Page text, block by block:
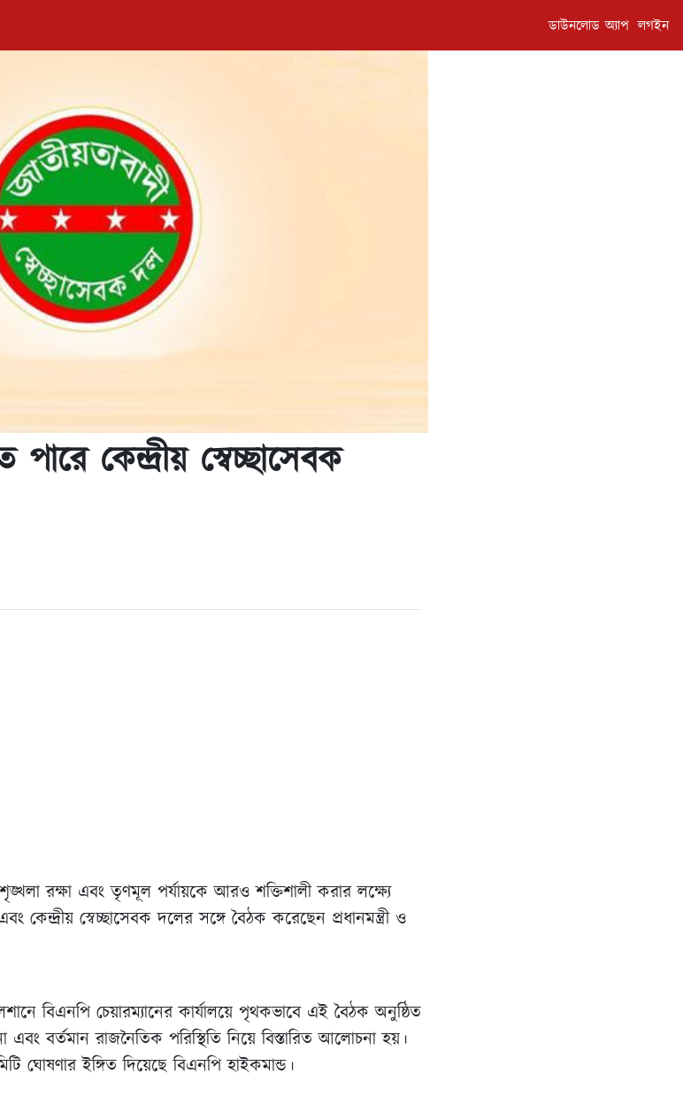
ডাউনলোড অ্যাপ লগইন
কেন্দ্রীয় স্বেচ্ছাসেবক
রক্ষা এবং তৃণমূল পর্যায়কে আরও শক্তিশালী করার লক্ষ্যে
কেন্দ্রীয় স্বেচ্ছাসেবক দলের সঙ্গে বৈঠক করেছেন প্রধানমন্ত্রী ও
বিএনপি চেয়ারম্যানের কার্যালয়ে পৃথকভাবে এই বৈঠক অনুষ্ঠিত
বর্তমান রাজনৈতিক পরিস্থিতি নিয়ে বিস্তারিত আলোচনা হয়।
ঘোষণার ইঙ্গিত দিয়েছে বিএনপি হাইকমান্ড।